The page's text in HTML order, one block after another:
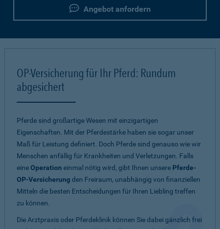
Angebot anfordern
OP-Versicherung für Ihr Pferd: Rundum
abgesichert
Pferde sind großartige Wesen mit einzigartigen
Eigenschaften. Mit der Pferdestärke haben sie sogar unser
Maß für Leistung definiert. Doch Pferde sind genauso wie wir
Menschen anfällig für Krankheiten und Verletzungen. Falls
eineOperation einmal nötig wird, gibt Ihnen unsere Pferde-
OP-Versicherung den Freiraum, unabhängig von finanziellen
Mitteln die besten Entscheidungen für Ihren Liebling treffen
zu können.
Die Arztpraxis oder Pferdeklinik können Sie dabei gänzlich frei